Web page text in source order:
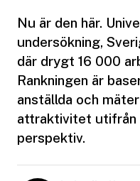
Nu är den här.
undersökning,
där drygt 16 000
Rankningen är
anställda och
attraktivitet utifrån
perspektiv.